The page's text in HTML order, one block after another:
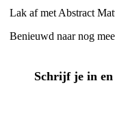
Lak af met Abstract
Benieuwd naar nog
Schrijf je in en